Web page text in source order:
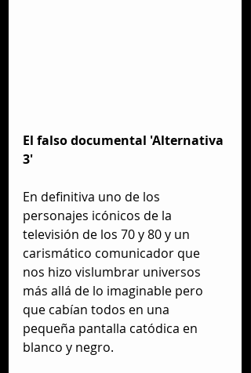
El falso documental 'Alternativa
3'
En definitiva uno de los
personajes icónicos de la
televisión de los 70 y 80 y un
carismático comunicador que
nos hizo vislumbrar universos
más allá de lo imaginable pero
que cabían todos en una
pequeña pantalla catódica en
blanco y negro.